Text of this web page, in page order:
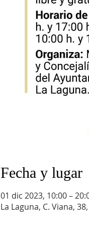
Fecha y lugar
01 dic 2023, 10:00 –
La Laguna, C. Viana,